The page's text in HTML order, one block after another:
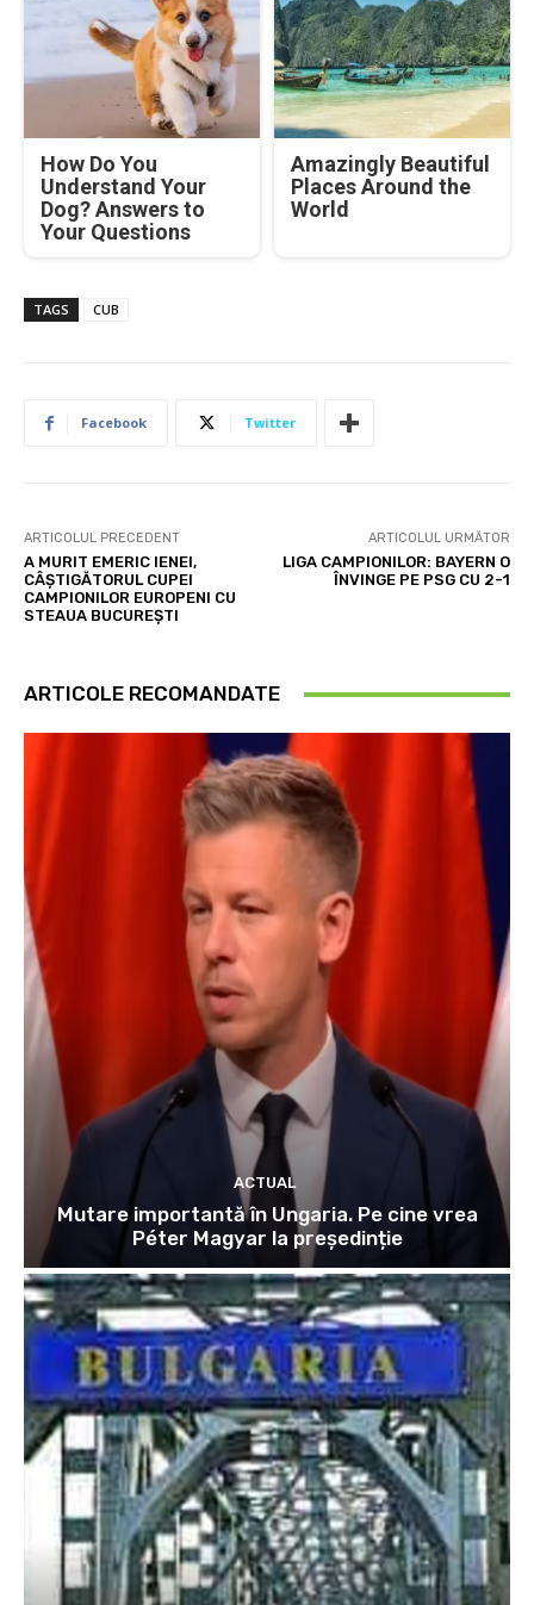
How Do You
Understand Your
Dog? Answers to
Your Questions
Amazingly Beautiful
Places Around the
World
TAGS CUB
Facebook Twitter
ARTICOLUL PRECEDENT
A MURIT EMERIC IENEI,
CÂȘTIGĂTORUL CUPEI
CAMPIONILOR EUROPENI CU
STEAUA BUCUREȘTI
ARTICOLUL URMĂTOR
LIGA CAMPIONILOR: BAYERN O
ÎNVINGE PE PSG CU 2-1
ARTICOLE RECOMANDATE
ACTUAL
Mutare importantă în Ungaria. Pe cine vrea
Péter Magyar la președinție